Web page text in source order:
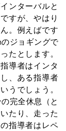
ンターバルと
すが、やはり
。例えばです
ジョギングで
たとします。
導者はインタ
、ある指導者
うでしょう。
完全休息（と
たり、走った
指導者はレペ